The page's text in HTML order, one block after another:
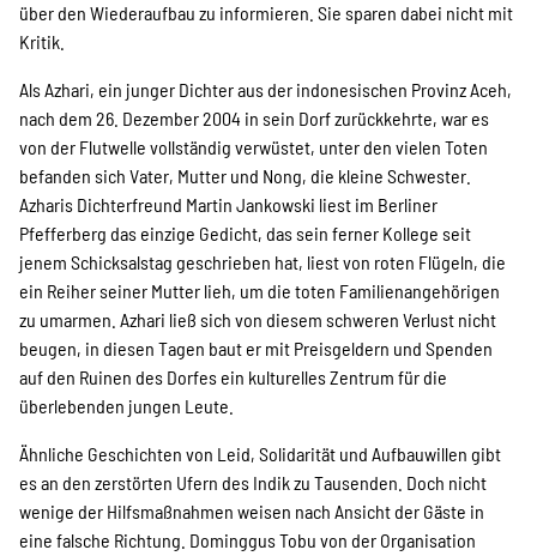
Stellenangebote
Werde Mitglied
Newsletter abonnieren
SPENDEN
Transparenz
über den Wiederaufbau zu informieren. Sie sparen dabei nicht mit
Kritik.
Als Azhari, ein junger Dichter aus der indonesischen Provinz Aceh,
nach dem 26. Dezember 2004 in sein Dorf zurückkehrte, war es
von der Flutwelle vollständig verwüstet, unter den vielen Toten
befanden sich Vater, Mutter und Nong, die kleine Schwester.
Azharis Dichterfreund Martin Jankowski liest im Berliner
Pfefferberg das einzige Gedicht, das sein ferner Kollege seit
jenem Schicksalstag geschrieben hat, liest von roten Flügeln, die
ein Reiher seiner Mutter lieh, um die toten Familienangehörigen
zu umarmen. Azhari ließ sich von diesem schweren Verlust nicht
beugen, in diesen Tagen baut er mit Preisgeldern und Spenden
auf den Ruinen des Dorfes ein kulturelles Zentrum für die
überlebenden jungen Leute.
Ähnliche Geschichten von Leid, Solidarität und Aufbauwillen gibt
es an den zerstörten Ufern des Indik zu Tausenden. Doch nicht
wenige der Hilfsmaßnahmen weisen nach Ansicht der Gäste in
eine falsche Richtung. Dominggus Tobu von der Organisation